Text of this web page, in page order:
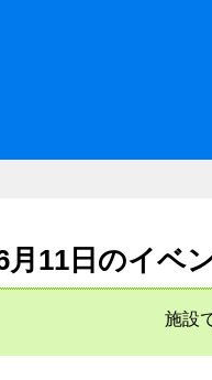
民ふれあ
月11日のイベ
施設